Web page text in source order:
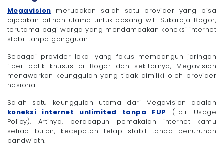
Megavision merupakan salah satu provider yang bisa
dijadikan pilihan utama untuk pasang wifi Sukaraja Bogor,
terutama bagi warga yang mendambakan koneksi internet
stabil tanpa gangguan.
Sebagai provider lokal yang fokus membangun jaringan
fiber optik khusus di Bogor dan sekitarnya, Megavision
menawarkan keunggulan yang tidak dimiliki oleh provider
nasional.
Salah satu keunggulan utama dari Megavision adalah
koneksi internet unlimited tanpa FUP
(Fair Usage
Policy). Artinya, berapapun pemakaian internet kamu
setiap bulan, kecepatan tetap stabil tanpa penurunan
bandwidth.